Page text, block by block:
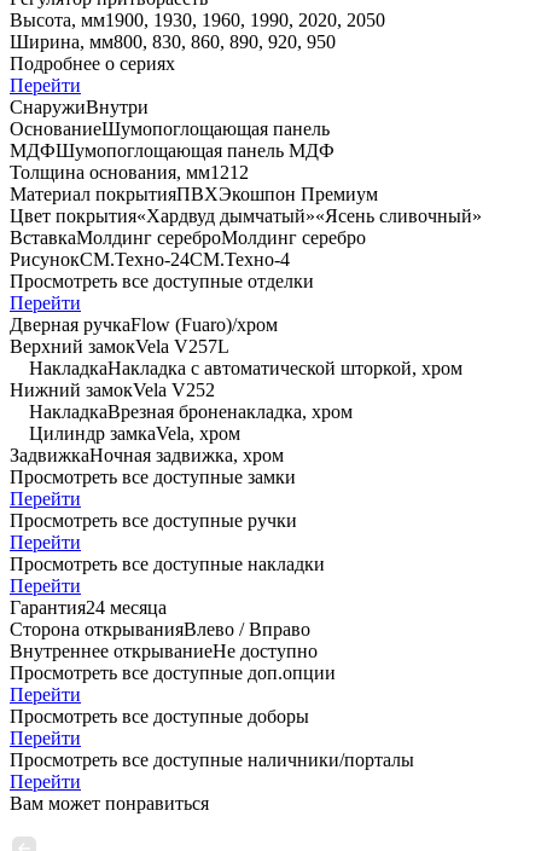
Высота, мм1900, 1930, 1960, 1990, 2020, 2050
Ширина, мм800, 830, 860, 890, 920, 950
Подробнее о сериях
Перейти
СнаружиВнутри
ОснованиеШумопоглощающая панель
МДФШумопоглощающая панель МДФ
Толщина основания, мм1212
Материал покрытияПВХЭкошпон Премиум
Цвет покрытия«Хардвуд дымчатый»«Ясень сливочный»
ВставкаМолдинг сереброМолдинг серебро
РисунокCM.Техно-24СМ.Техно-4
Просмотреть все доступные отделки
Перейти
Дверная ручкаFlow (Fuaro)/хром
Верхний замокVela V257L
НакладкаНакладка с автоматической шторкой, хром
Нижний замокVela V252
НакладкаВрезная броненакладка, хром
Цилиндр замкаVela, хром
ЗадвижкаНочная задвижка, хром
Просмотреть все доступные замки
Перейти
Просмотреть все доступные ручки
Перейти
Просмотреть все доступные накладки
Перейти
Гарантия24 месяца
Сторона открыванияВлево / Вправо
Внутреннее открываниеНе доступно
Просмотреть все доступные доп.опции
Перейти
Просмотреть все доступные доборы
Перейти
Просмотреть все доступные наличники/порталы
Перейти
Вам может понравиться